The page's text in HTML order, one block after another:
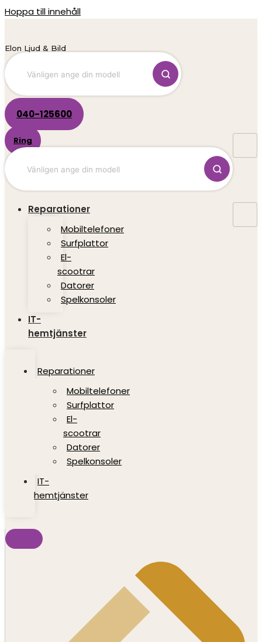
Hoppa till innehåll
Elon Ljud & Bild
040-125600
Ring
Reparationer
Mobiltelefoner
Surfplattor
El-
scootrar
Datorer
Spelkonsoler
IT-
hemtjänster
Reparationer
Mobiltelefoner
Surfplattor
El-
scootrar
Datorer
Spelkonsoler
IT-
hemtjänster